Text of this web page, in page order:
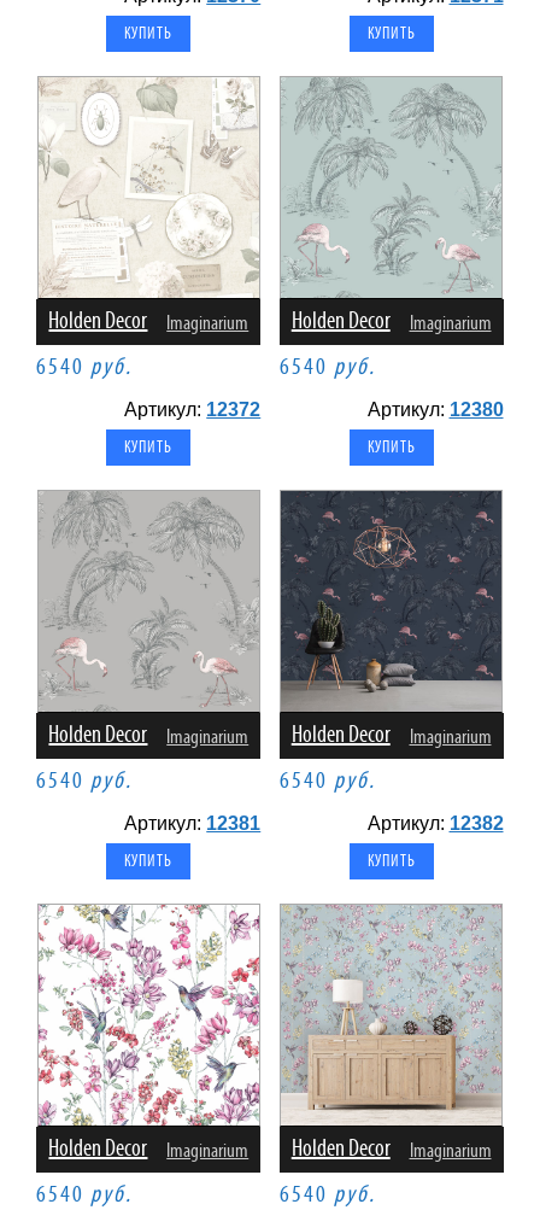
Holden Decor Imaginarium
6540 руб.
Артикул: 12372
Holden Decor Imaginarium
6540 руб.
Артикул: 12380
Holden Decor Imaginarium
6540 руб.
Артикул: 12381
Holden Decor Imaginarium
6540 руб.
Артикул: 12382
Holden Decor Imaginarium
6540 руб.
Holden Decor Imaginarium
6540 руб.